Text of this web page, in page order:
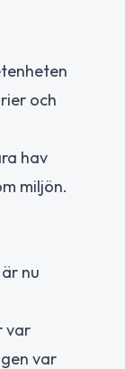
och
hav
miljön.
nu
var
var